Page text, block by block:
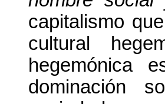
capitalismo
cultural
hegemónica
dominación